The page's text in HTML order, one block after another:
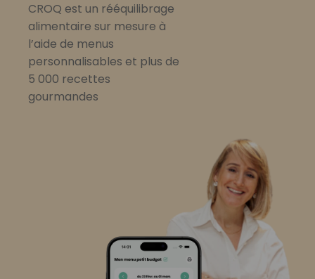
CROQ est un rééquilibrage
alimentaire sur mesure à
l’aide de menus
personnalisables et plus de
5 000 recettes
gourmandes